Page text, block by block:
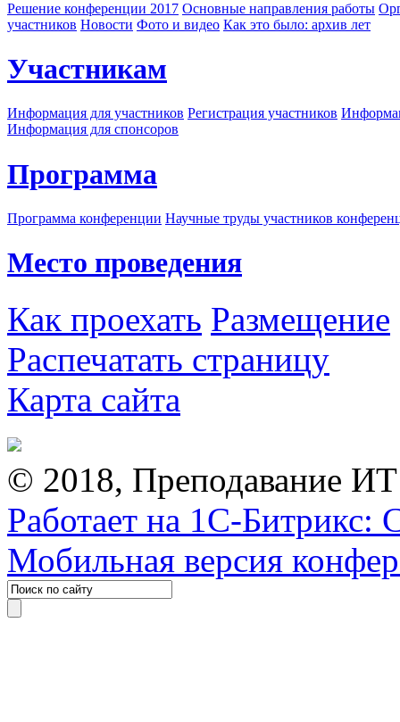
Решение конференции 2017 Основные направления работы
участников Новости Фото и видео Как это было: архив лет
Участникам
Информация для участников Регистрация участников
Информация для спонсоров
Программа
Программа конференции Научные труды участников
Место проведения
Как проехать Размещение
Распечатать страницу
Карта сайта
© 2018, Преподавание
Работает на 1С-Битрикс:
Мобильная версия